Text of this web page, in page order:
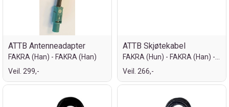
ATTB Antenneadapter
FAKRA (Han) - FAKRA (Han)
Veil. 299,-
ATTB Skjøtekabel
Veil. 266,-